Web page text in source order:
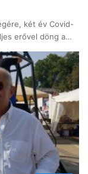
két év Covid-
erővel döng a…